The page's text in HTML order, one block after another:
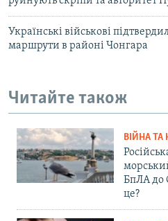
Українські військові
маршрути в районі Чонгара
Читайте також
ВІЙНА
БпЛА до
це?